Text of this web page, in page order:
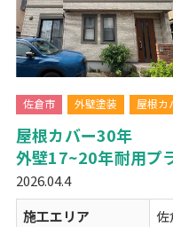
佐倉市 外壁塗装 屋根カ
屋根カバー30年
外壁17~20年耐用プ
2026.04.4
施工エリア
佐